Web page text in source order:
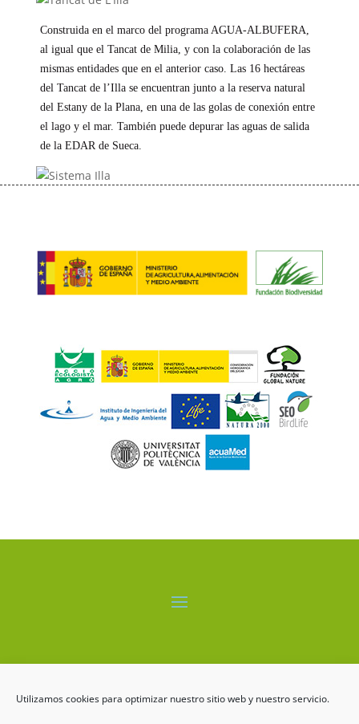
Utilizamos cookies para optimizar nuestro sitio web y nuestro servicio.
Construida en el marco del programa AGUA-ALBUFERA,
al igual que el Tancat de Milia, y con la colaboración de las
mismas entidades que en el anterior caso. Las 16 hectáreas
del Tancat de l’Illa se encuentran junto a la reserva natural
del Estany de la Plana, en una de las golas de conexión entre
el lago y el mar. También puede depurar las aguas de salida
de la EDAR de Sueca.